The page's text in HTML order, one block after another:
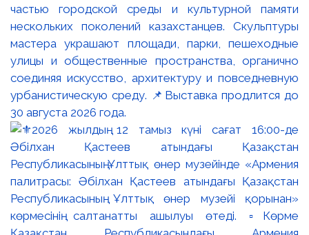
частью городской среды и культурной памяти
нескольких поколений казахстанцев. Скульптуры
мастера украшают площади, парки, пешеходные
улицы и общественные пространства, органично
соединяя искусство, архитектуру и повседневную
урбанистическую среду. 📌Выставка продлится до
30 августа 2026 года.